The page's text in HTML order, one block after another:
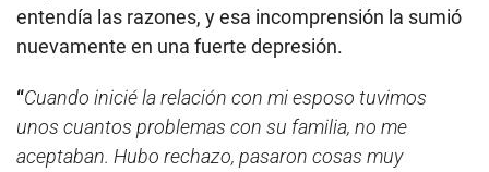
entendía las razones, y esa incomprensión la sumió
nuevamente en una fuerte depresión.
“Cuando inicié la relación con mi esposo tuvimos
unos cuantos problemas con su familia, no me
aceptaban. Hubo rechazo, pasaron cosas muy